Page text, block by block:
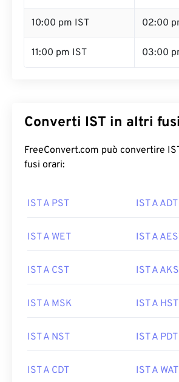
10:00 pm IST 02:00
11:00 pm IST 03:00
Converti IST in altri
FreeConvert.com può convertire
fusi orari:
IST A PST IST A ADT
IST A WET IST A
IST A CST IST A
IST A MSK IST A HST
IST A NST IST A PDT
IST A CDT IST A WAT